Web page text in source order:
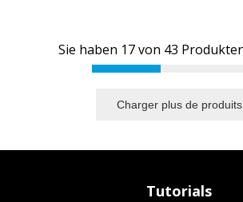
Sie haben 17von 43
Charger plus de produits
Tutorials